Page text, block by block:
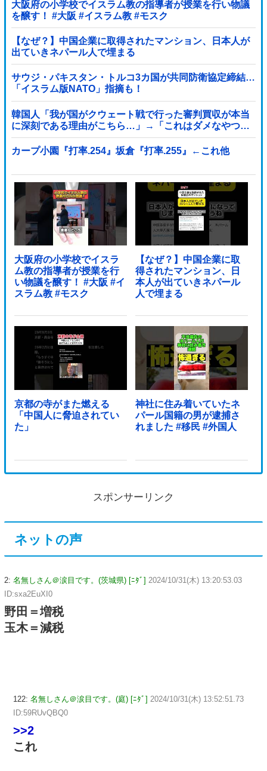
大阪府の小学校でイスラム教の指導者が授業を行い物議
を醸す！ #大阪 #イスラム教 #モスク
【なぜ？】中国企業に取得されたマンション、日本人が
出ていきネパール人で埋まる
サウジ・パキスタン・トルコ3カ国が共同防衛協定締結…
「イスラム版NATO」指摘も！
韓国人「我が国がクウェート戦で行った審判買収が本当
に深刻である理由がこちら…」→「これはダメなやつ…
（ブルブル」＝韓国の反応
カープ小園『打率.254』坂倉『打率.255』←これ他
大阪府の小学校でイスラ
ム教の指導者が授業を行
い物議を醸す！ #大阪 #イ
スラム教 #モスク
【なぜ？】中国企業に取
得されたマンション、日
本人が出ていきネパール
人で埋まる
京都の寺がまた燃える
「中国人に脅迫されてい
た」
神社に住み着いていたネ
パール国籍の男が逮捕さ
れました #移民 #外国人
スポンサーリンク
ネットの声
2: 名無しさん＠涙目です。(茨城県) [ﾆﾀﾞ] 2024/10/31(木) 13:20:53.03
ID:sxa2EuXI0
野田＝増税
玉木＝減税
122: 名無しさん＠涙目です。(庭) [ﾆﾀﾞ] 2024/10/31(木) 13:52:51.73
ID:59RUvQBQ0
>>2
これ